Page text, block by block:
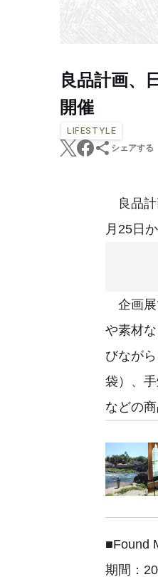
良品計画、
開催
LIFESTYLE
シェアする
良品計
月25日
企画展
や素材
びなが
袋）、
などの
■Found
期間：